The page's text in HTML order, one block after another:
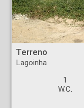
Terreno - Lagoinha - Ribeirão Preto
Terreno
Lagoinha
1
W.C.